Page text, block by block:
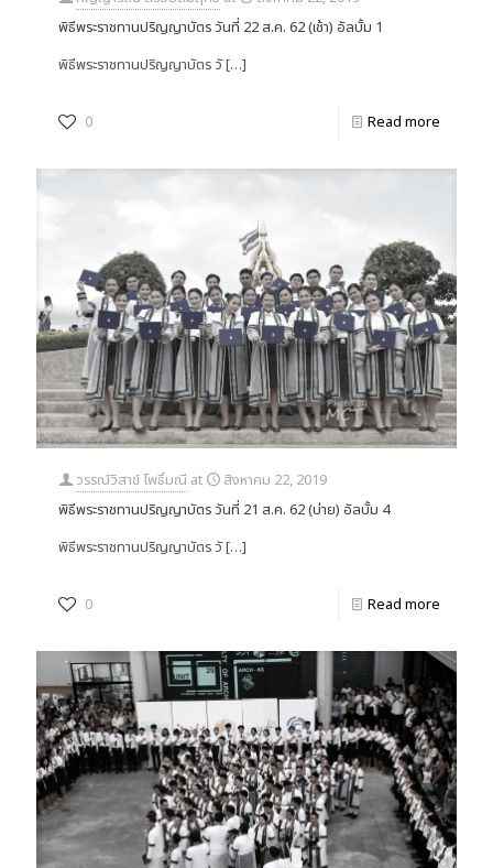
พิธีพระราชทานปริญญาบัตร วันที่ 22 ส.ค. 62 (เช้า) อัลบั้ม 1
พิธีพระราชทานปริญญาบัตร วั[…]
0 Read more
วรรณ์วิสาข์ โพธิ์มณี at
สิงหาคม 22, 2019
พิธีพระราชทานปริญญาบัตร วันที่ 21 ส.ค. 62 (บ่าย) อัลบั้ม 4
พิธีพระราชทานปริญญาบัตร วั[…]
0 Read more